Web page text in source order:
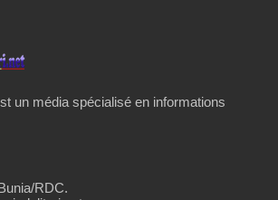
un média spécialisé en informations
RDC.